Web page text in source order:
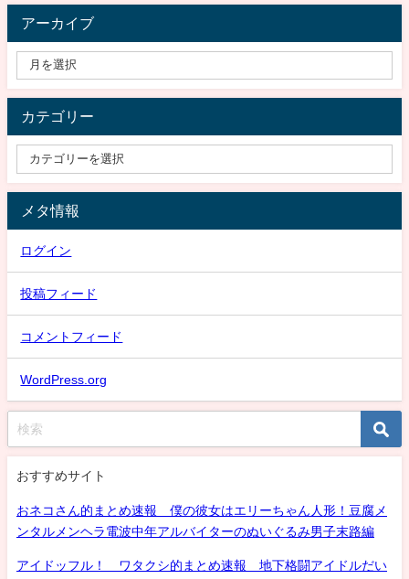
アーカイブ
カテゴリー
メタ情報
ログイン
投稿フィード
コメントフィード
WordPress.org
おすすめサイト
おネコさん的まとめ速報 僕の彼女はエリーちゃん人形！豆腐メ
ンタルメンヘラ電波中年アルバイターのぬいぐるみ男子末路編
アイドッフル！ ワタクシ的まとめ速報 地下格闘アイドルだい